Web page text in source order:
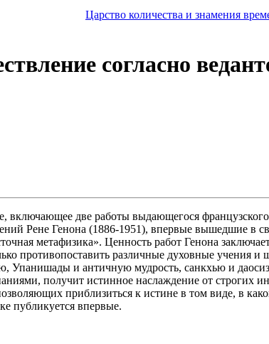
Царство количества и знамения
согласно
включающее две работы выдающегося
Рене Генона (1886-1951), впервые вышедшие в
метафизика». Ценность работ Генона
противопоставить различные духовные учения и
Упанишады и античную мудрость, санкхью и
получит истинное наслаждение от строгих
приблизиться к истине в том виде, в
публикуется впервые.